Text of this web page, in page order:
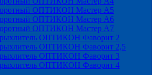
ОПТИКОН Мастер А5
ОПТИКОН Мастер А6
ОПТИКОН Мастер А7
ОПТИКОН Фаворит 2
ОПТИКОН Фаворит 2,5
ОПТИКОН Фаворит 3
ОПТИКОН Фаворит 4